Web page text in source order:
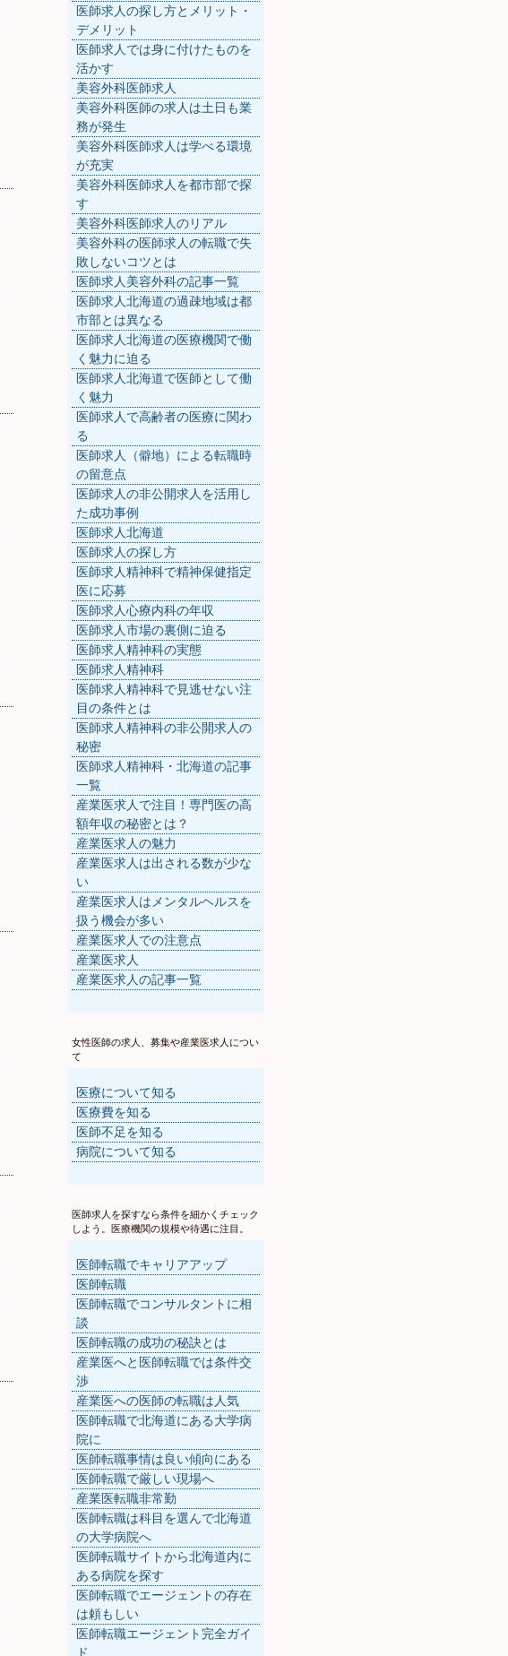
医師求人の探し方とメリット・
デメリット
医師求人では身に付けたものを
活かす
美容外科医師求人
美容外科医師の求人は土日も業
務が発生
美容外科医師求人は学べる環境
が充実
美容外科医師求人を都市部で探
す
美容外科医師求人のリアル
美容外科の医師求人の転職で失
敗しないコツとは
医師求人美容外科の記事一覧
医師求人北海道の過疎地域は都
市部とは異なる
医師求人北海道の医療機関で働
く魅力に迫る
医師求人北海道で医師として働
く魅力
医師求人で高齢者の医療に関わ
る
医師求人（僻地）による転職時
の留意点
医師求人の非公開求人を活用し
た成功事例
医師求人北海道
医師求人の探し方
医師求人精神科で精神保健指定
医に応募
医師求人心療内科の年収
医師求人市場の裏側に迫る
医師求人精神科の実態
医師求人精神科
医師求人精神科で見逃せない注
目の条件とは
医師求人精神科の非公開求人の
秘密
医師求人精神科・北海道の記事
一覧
産業医求人で注目！専門医の高
額年収の秘密とは？
産業医求人の魅力
産業医求人は出される数が少な
い
産業医求人はメンタルヘルスを
扱う機会が多い
産業医求人での注意点
産業医求人
産業医求人の記事一覧
女性医師の求人、募集や産業医求人につい
て
医療について知る
医療費を知る
医師不足を知る
病院について知る
医師求人を探すなら条件を細かくチェック
しよう。医療機関の規模や待遇に注目。
医師転職でキャリアアップ
医師転職
医師転職でコンサルタントに相
談
医師転職の成功の秘訣とは
産業医へと医師転職では条件交
渉
産業医への医師の転職は人気
医師転職で北海道にある大学病
院に
医師転職事情は良い傾向にある
医師転職で厳しい現場へ
産業医転職非常勤
医師転職は科目を選んで北海道
の大学病院へ
医師転職サイトから北海道内に
ある病院を探す
医師転職でエージェントの存在
は頼もしい
医師転職エージェント完全ガイ
ド